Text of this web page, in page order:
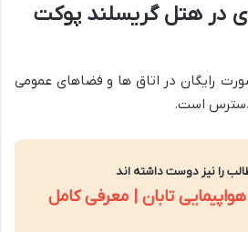
در هتل گریسلند پوکت
رایگان در اتاق ها و فضاهای عمومی
است.
را نیز دوست داشته اند
تابان | معرفی کامل